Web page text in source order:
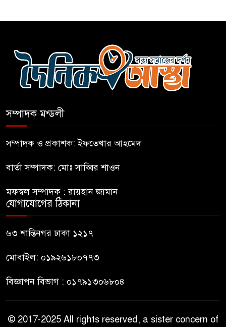
৬
বোমা হামলার আশঙ্কায় সারাদেশে
ইউনূস
নাটোরে পর্যটনমন্ত্রীকে হত্যার চেষ্টা;
পিস্তলসহ যুবক আটক
সম্পাদক মন্ডলী
সম্পাদক ও প্রকাশক: ইফতেখার আহমেদ
বার্তা সম্পাদক: মোঃ সাব্বির শাওন
মফস্বল সম্পাদক : রায়হান জামান
যোগাযোগের ঠিকানা
৬৩ শান্তিনগর ঢাকা ১২১৭
মোবাইল: ০১৯২৬১৮০৭৭৩
বিজ্ঞাপন বিভাগ : ০১৭৯১৩০৬৮০৪
© 2017-2025 All rights reserved, a sister concern of